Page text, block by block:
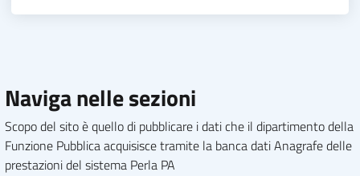
Naviga nelle sezioni
Scopo del sito è quello di pubblicare i dati che il dipartimento della
Funzione Pubblica acquisisce tramite la banca dati Anagrafe delle
prestazioni del sistema Perla PA